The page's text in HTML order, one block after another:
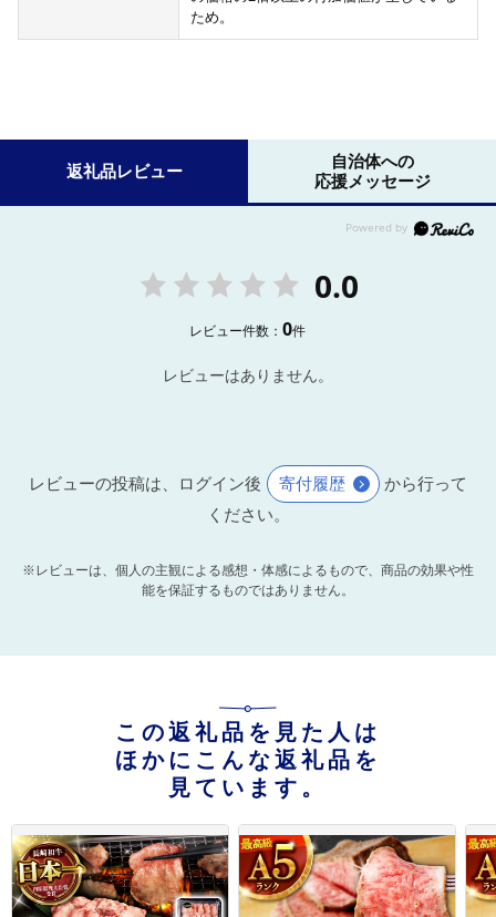
ため。
返礼品レビュー
自治体への
応援メッセージ
0.0
レビュー件数：0件
レビューはありません。
レビューの投稿は、ログイン後 寄付履歴
から行って
ください。
※レビューは、個人の主観による感想・体感によるもので、商品の効果や性
能を保証するものではありません。
この返礼品を見た人は
ほかにこんな返礼品を
見ています。